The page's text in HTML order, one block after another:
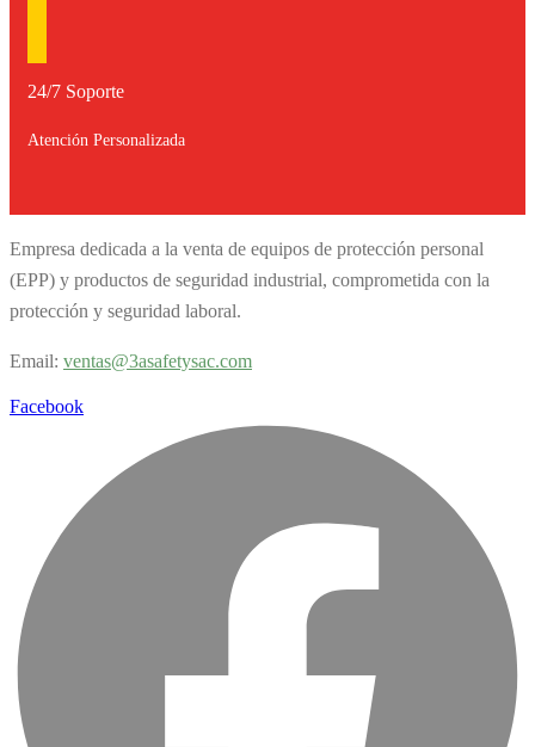
24/7 Soporte
Atención Personalizada
Empresa dedicada a la venta de equipos de protección personal
(EPP) y productos de seguridad industrial, comprometida con la
protección y seguridad laboral.
Email: ventas@3asafetysac.com
Facebook